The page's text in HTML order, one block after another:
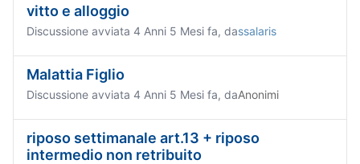
vitto e alloggio
Discussione avviata 4 Anni 5 Mesi fa, dassalaris
Malattia Figlio
Discussione avviata 4 Anni 5 Mesi fa, daAnonimi
riposo settimanale art.13 + riposo
intermedio non retribuito